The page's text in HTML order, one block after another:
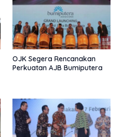
OJK Segera Rencanakan
Perkuatan AJB Bumiputera